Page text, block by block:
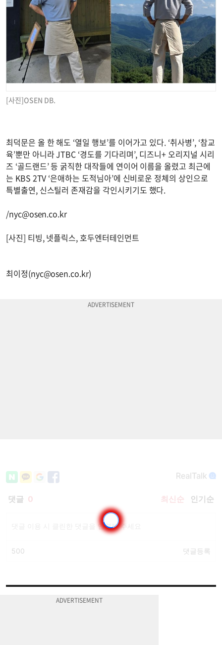
[사진]OSEN DB.
최덕문은 올 한 해도 ‘열일 행보’를 이어가고 있다. ‘취사병’, ‘참교
육’뿐만 아니라 JTBC ‘경도를 기다리며’, 디즈니+ 오리지널 시리
즈 ‘골드랜드’ 등 굵직한 대작들에 연이어 이름을 올렸고 최근에
는 KBS 2TV ‘은애하는 도적님아’에 신비로운 정체의 상인으로
특별출연, 신스틸러 존재감을 각인시키기도 했다.
/nyc@osen.co.kr
[사진] 티빙, 넷플릭스, 호두엔터테인먼트
최이정(nyc@osen.co.kr)